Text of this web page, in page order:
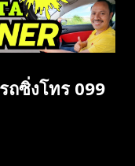
ถซิ่งโทร 099